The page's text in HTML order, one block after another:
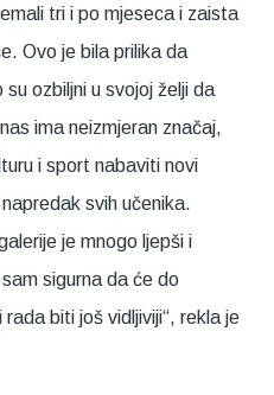
tri i po mjeseca i zaista
Ovo je bila prilika da
ozbiljni u svojoj želji da
ima neizmjeran značaj,
i sport nabaviti novi
svih učenika.
je mnogo ljepši i
sigurna da će do
biti još vidljiviji“, rekla je